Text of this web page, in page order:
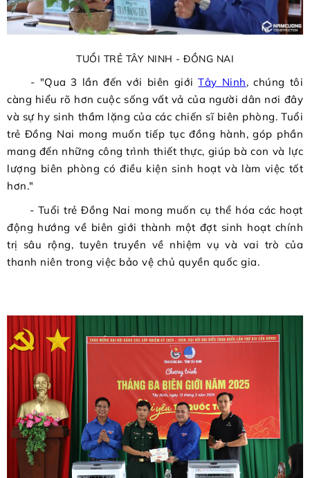
TUỔI TRẺ TÂY NINH - ĐỒNG NAI
- "Qua 3 lần đến với biên giớiTây Ninh, chúng tôi
càng hiểu rõ hơn cuộc sống vất vả của người dân nơi đây
và sự hy sinh thầm lặng của các chiến sĩ biên phòng. Tuổi
trẻ Đồng Nai mong muốn tiếp tục đồng hành, góp phần
mang đến những công trình thiết thực, giúp bà con và lực
lượng biên phòng có điều kiện sinh hoạt và làm việc tốt
hơn."
- Tuổi trẻ Đồng Nai mong muốn cụ thể hóa các hoạt
động hướng về biên giới thành một đợt sinh hoạt chính
trị sâu rộng, tuyên truyền về nhiệm vụ và vai trò của
thanh niên trong việc bảo vệ chủ quyền quốc gia.